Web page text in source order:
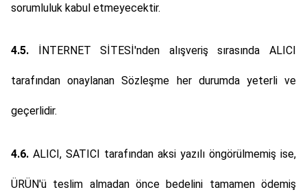
sorumluluk kabul etmeyecektir.
4.5. İNTERNET SİTESİ'nden alışveriş sırasında ALICI
tarafından onaylanan Sözleşme her durumda yeterli ve
geçerlidir.
4.6. ALICI, SATICI tarafından aksi yazılı öngörülmemiş ise,
ÜRÜN'ü teslim almadan önce bedelini tamamen ödemiş